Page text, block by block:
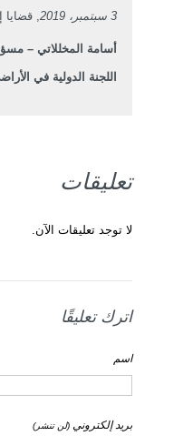
3 سبتمبر، 2019 , قضايا
أسامة المخللاتي –
اللجنة الدولية في
تعليقات
لا توجد تعليقات الآن.
اترك تعليقًا
اسم
بريد إلكتروني (لن تنشر)